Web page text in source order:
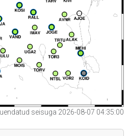
seisuga 2026-08-07 04:35:00